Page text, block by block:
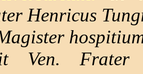
Henricus
Ven. Frater